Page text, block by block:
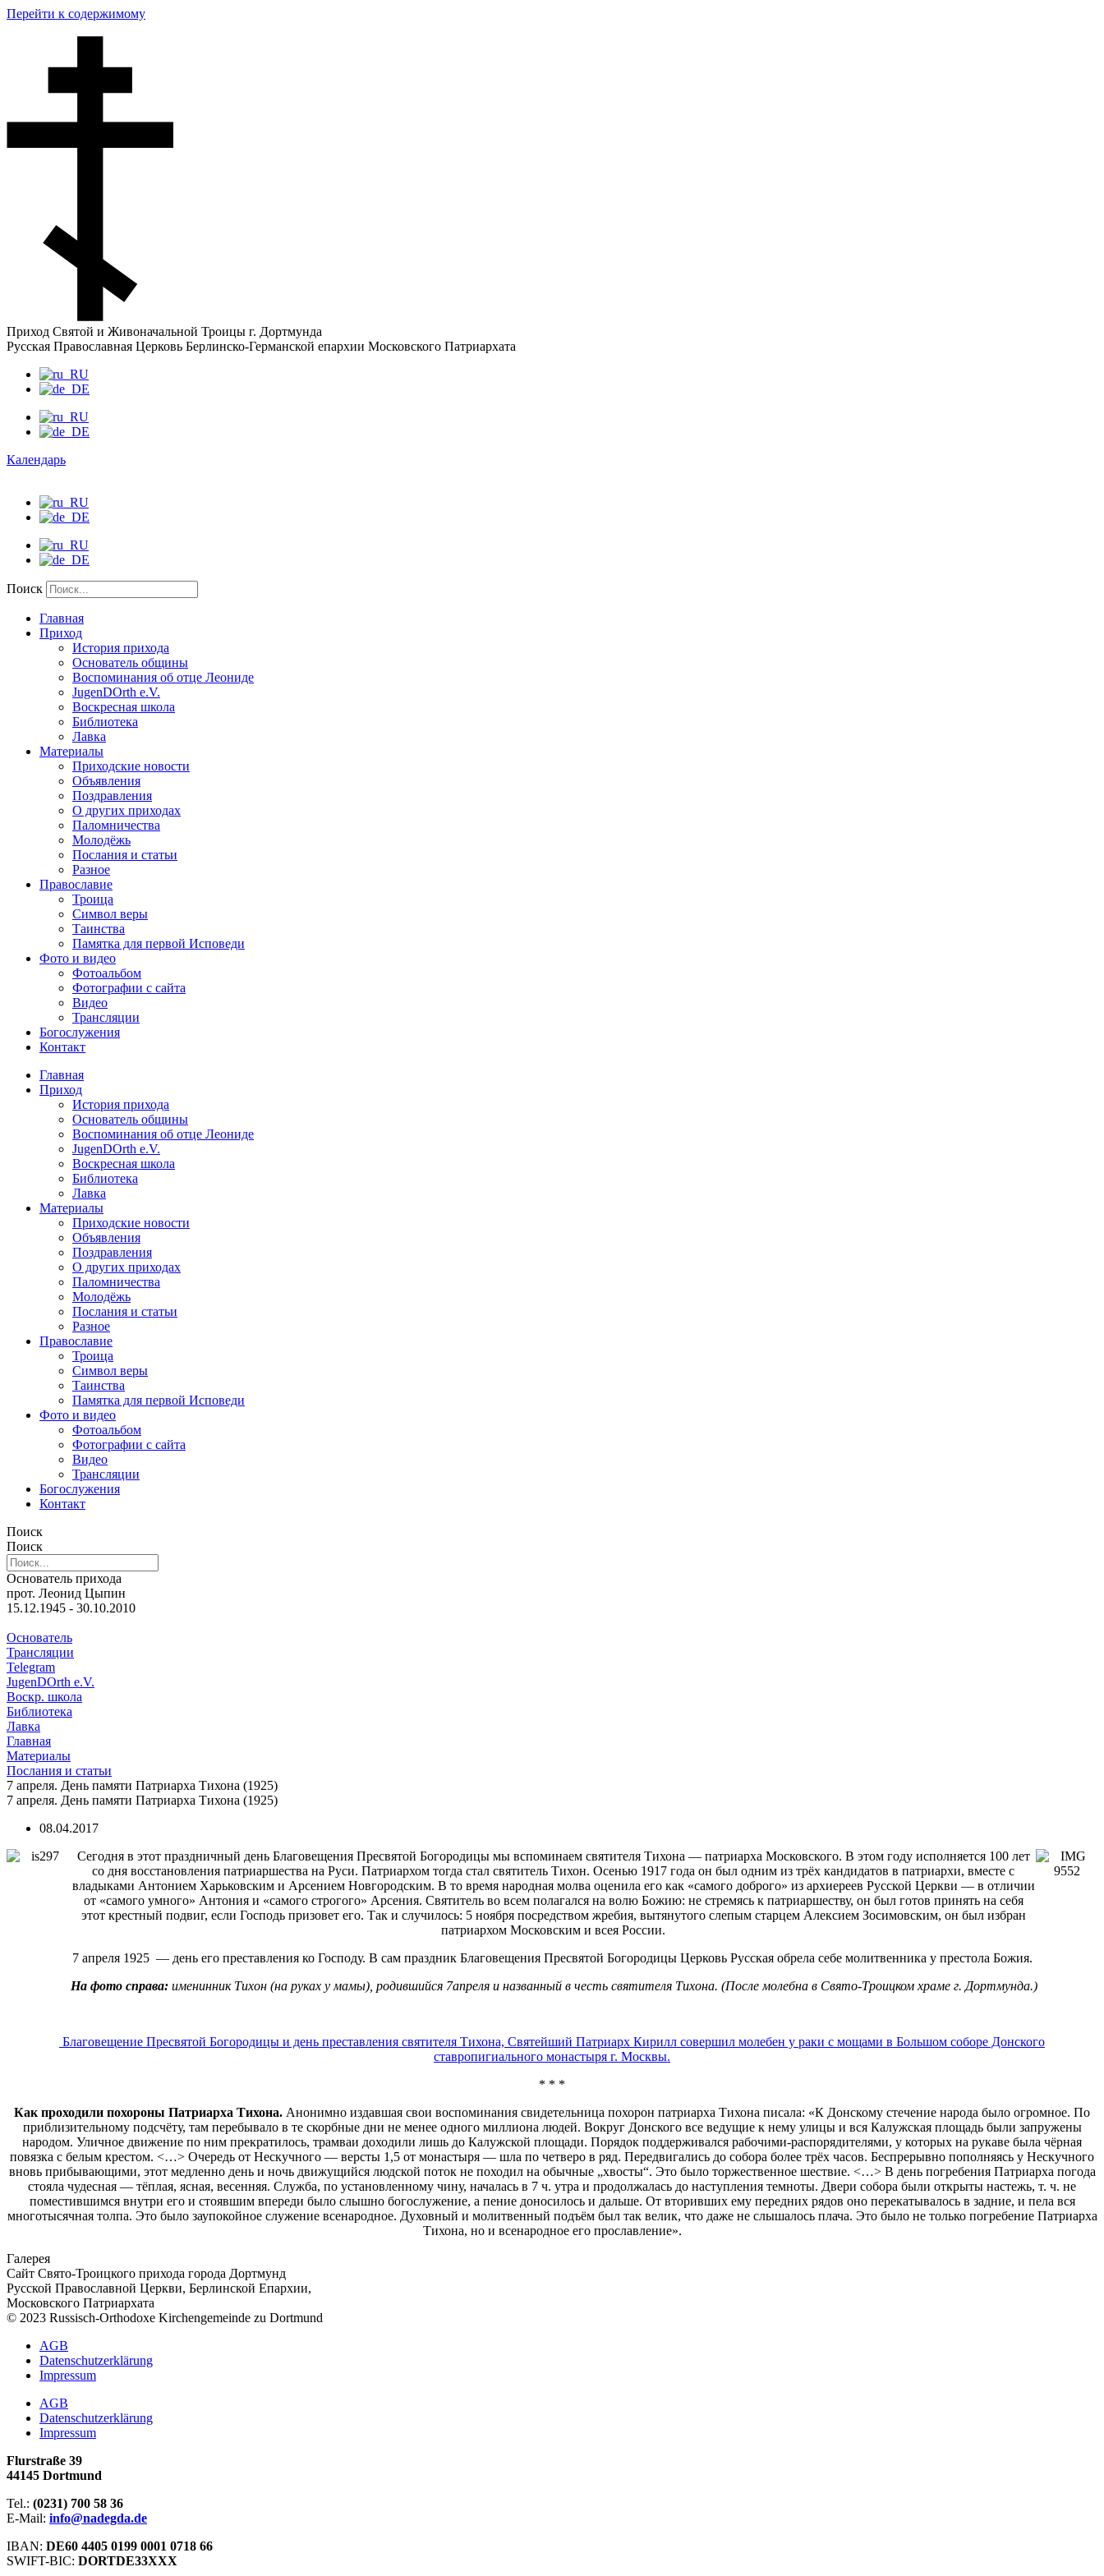
Перейти к содержимому
Приход Святой и Живоначальной Троицы г. Дортмунда
Русская Православная Церковь Берлинско-Германской епархии Московского Патриархата
Календарь
Поиск
Главная
Приход
История прихода
Основатель общины
Воспоминания об отце Леониде
JugenDOrth e.V.
Воскресная школа
Библиотека
Лавка
Материалы
Приходские новости
Объявления
Поздравления
О других приходах
Паломничества
Молодёжь
Послания и статьи
Разное
Православие
Троица
Символ веры
Таинства
Памятка для первой Исповеди
Фото и видео
Фотоальбом
Фотографии с сайта
Видео
Трансляции
Богослужения
Контакт
Главная
Приход
История прихода
Основатель общины
Воспоминания об отце Леониде
JugenDOrth e.V.
Воскресная школа
Библиотека
Лавка
Материалы
Приходские новости
Объявления
Поздравления
О других приходах
Паломничества
Молодёжь
Послания и статьи
Разное
Православие
Троица
Символ веры
Таинства
Памятка для первой Исповеди
Фото и видео
Фотоальбом
Фотографии с сайта
Видео
Трансляции
Богослужения
Контакт
Поиск
Поиск
Основатель прихода
прот. Леонид Цыпин
15.12.1945 - 30.10.2010
Основатель
Трансляции
Telegram
JugenDOrth e.V.
Воскр. школа
Библиотека
Лавка
Главная
Материалы
Послания и статьи
7 апреля. День памяти Патриарха Тихона (1925)
7 апреля. День памяти Патриарха Тихона (1925)
08.04.2017
Сегодня в этот праздничный день Благовещения Пресвятой Богородицы мы вспоминаемсвятителя Тихона — патриарха Московского. В этом году исполняется 100 лет
со дня восстановления патриаршества на Руси. Патриархом тогда стал святитель Тихон. Осенью 1917 года он был одним из трёх кандидатов в патриархи, вместе с
владыками Антонием Харьковским и Арсением Новгородским. В то время народная молва оценила его как «самого доброго» из архиереев Русской Церкви — в отличии
от «самого умного» Антония и «самого строгого» Арсения. Святитель во всем полагался на волю Божию: не стремясь к патриаршеству, он был готов принять на себя
этот крестный подвиг, если Господь призовет его. Так и случилось: 5 ноября посредством жребия, вытянутого слепым старцем Алексием Зосимовским, он был избран
патриархом Московским и всея России.
7 апреля 1925 — день его преставления ко Господу. В сам праздник Благовещения Пресвятой Богородицы Церковь Русская обрела себе молитвенника у престола Божия.
На фото справа: именинник Тихон (на руках у мамы), родившийся 7апреля и названный в честь святителя Тихона. (После молебна в Свято-Троицком храме г. Дортмунда.)
Благовещение Пресвятой Богородицы и день преставления святителя Тихона, Святейший Патриарх Кирилл совершил молебен у раки с мощами в Большом соборе Донского
ставропигиального монастыря г. Москвы.
* * *
Как проходили похороны Патриарха Тихона. Анонимно издавшая свои воспоминания свидетельница похорон патриарха Тихона писала: «К Донскому стечение народа было огромное. По
приблизительному подсчёту, там перебывало в те скорбные дни не менее одного миллиона людей. Вокруг Донского все ведущие к нему улицы и вся Калужская площадь были запружены
народом. Уличное движение по ним прекратилось, трамваи доходили лишь до Калужской площади. Порядок поддерживался рабочими-распорядителями, у которых на рукаве была чёрная
повязка с белым крестом. <…> Очередь от Нескучного — версты 1,5 от монастыря — шла по четверо в ряд. Передвигались до собора более трёх часов. Беспрерывно пополняясь у Нескучного
вновь прибывающими, этот медленно день и ночь движущийся людской поток не походил на обычные „хвосты“. Это было торжественное шествие. <…> В день погребения Патриарха погода
стояла чудесная — тёплая, ясная, весенняя. Служба, по установленному чину, началась в 7 ч. утра и продолжалась до наступления темноты. Двери собора были открыты настежь, т. ч. не
поместившимся внутри его и стоявшим впереди было слышно богослужение, а пение доносилось и дальше. От вторивших ему передних рядов оно перекатывалось в задние, и пела вся
многотысячная толпа. Это было заупокойное служение всенародное. Духовный и молитвенный подъём был так велик, что даже не слышалось плача. Это было не только погребение Патриарха
Тихона, но и всенародное его прославление».
Галерея
Сайт Свято-Троицкого прихода города Дортмунд
Русской Православной Церкви, Берлинской Епархии,
Московского Патриархата
© 2023 Russisch-Orthodoxe Kirchengemeinde zu Dortmund
АGB
Datenschutzerklärung
Impressum
АGB
Datenschutzerklärung
Impressum
Flurstraße 39
44145 Dortmund
Tel.: (0231) 700 58 36
E-Mail: info@nadegda.de
IBAN: DE60 4405 0199 0001 0718 66
SWIFT-BIC: DORTDE33XXX